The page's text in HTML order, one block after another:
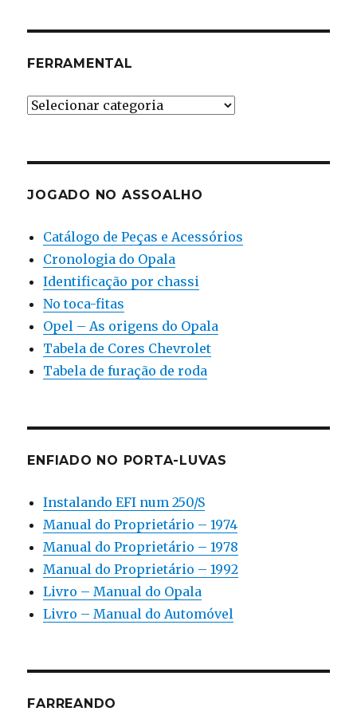
FERRAMENTAL
Ferramental
JOGADO NO ASSOALHO
Catálogo de Peças e Acessórios
Cronologia do Opala
Identificação por chassi
No toca-fitas
Opel – As origens do Opala
Tabela de Cores Chevrolet
Tabela de furação de roda
ENFIADO NO PORTA-LUVAS
Instalando EFI num 250/S
Manual do Proprietário – 1974
Manual do Proprietário – 1978
Manual do Proprietário – 1992
Livro – Manual do Opala
Livro – Manual do Automóvel
FARREANDO